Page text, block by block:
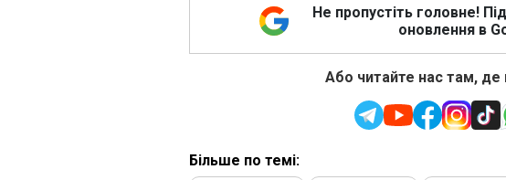
Не пропустіть головне!
оновлення в
Або читайте нас там, де
Більше по темі: